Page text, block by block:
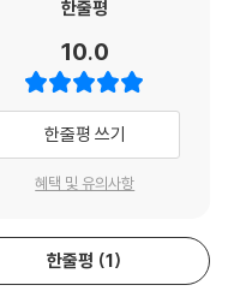
한줄평
10.0
한줄평 쓰기
혜택 및 유의사항
한줄평 1